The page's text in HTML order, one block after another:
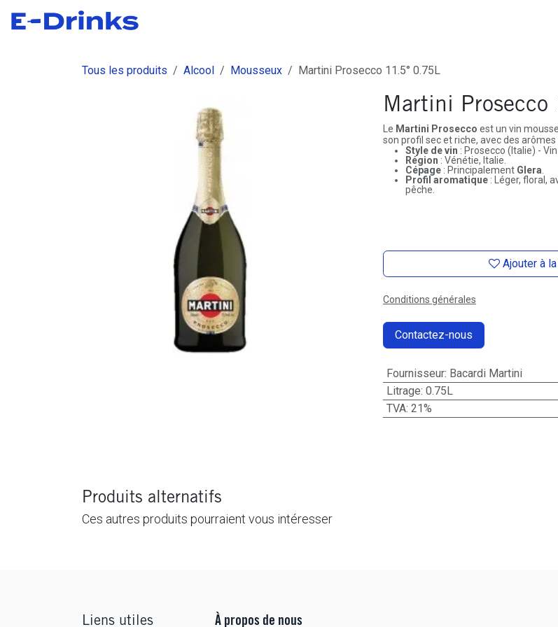
Se rendre au contenu
Tous les produits Alcool Mousseux Martini Prosecco 11.5° 0.75L
Martini
Le Martini Prosecco est un vin
son profil sec et riche, avec des
Style de vin : Prosecco (Italie) -
Région : Vénétie, Italie.
Cépage: Principalement Glera
Profil aromatique: Léger, floral,
pêche.
Ajouter à
Conditions générales
Contactez-nous
Fournisseur: Bacardi Martini
Litrage: 0.75L
TVA: 21%
Produits alternatifs
Ces autres produits pourraient vous intéresser
Liens utiles À propos de nous